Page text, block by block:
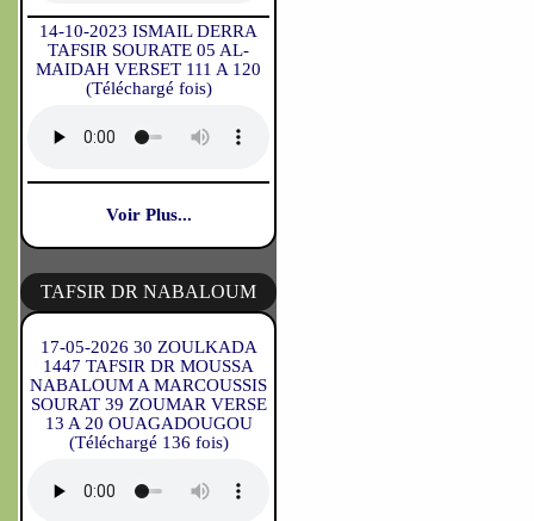
14-10-2023 ISMAIL DERRA
TAFSIR SOURATE 05 AL-
MAIDAH VERSET 111 A 120
(Téléchargé fois)
Voir Plus...
TAFSIR DR NABALOUM
17-05-2026 30 ZOULKADA
1447 TAFSIR DR MOUSSA
NABALOUM A MARCOUSSIS
SOURAT 39 ZOUMAR VERSE
13 A 20 OUAGADOUGOU
(Téléchargé 136 fois)